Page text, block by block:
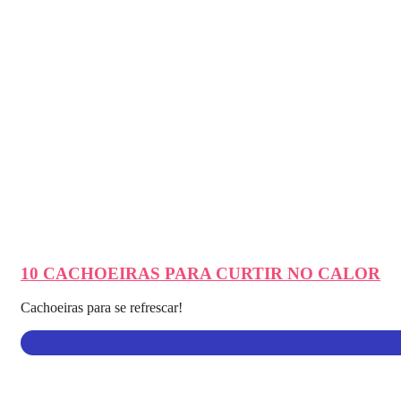
10 CACHOEIRAS PARA CURTIR NO CALOR
Cachoeiras para se refrescar!